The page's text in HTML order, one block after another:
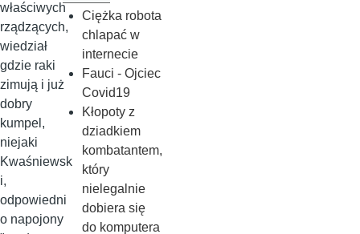
właściwych
rządzących,
wiedział
gdzie raki
zimują i już
dobry
kumpel,
niejaki
Kwaśniewsk
i,
odpowiedni
o napojony
Ciężka robota
chlapać w
internecie
Fauci - Ojciec
Covid19
Kłopoty z
dziadkiem
kombatantem,
który
nielegalnie
dobiera się
do komputera